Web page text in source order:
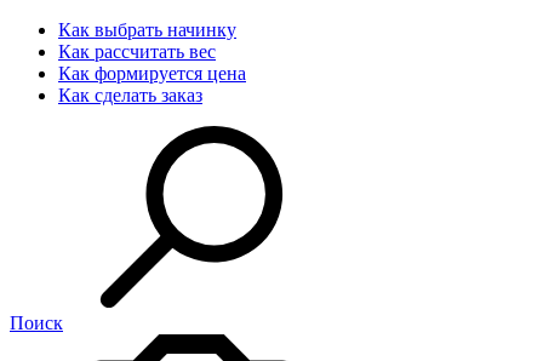
Как выбрать начинку
Как рассчитать вес
Как формируется цена
Как сделать заказ
Поиск